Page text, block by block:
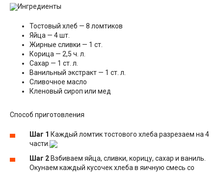
Ингредиенты
Тостовый хлеб — 8 ломтиков
Яйца — 4 шт.
Жирные сливки — 1 ст.
Корица — 2,5 ч. л.
Сахар — 1 ст. л.
Ванильный экстракт — 1 ст. л.
Сливочное масло
Кленовый сироп или мед
Способ приготовления
Шаг 1 Каждый ломтик тостового хлеба разрезаем на 4
части.
Шаг 2 Взбиваем яйца, сливки, корицу, сахар и ваниль.
Окунаем каждый кусочек хлеба в яичную смесь со